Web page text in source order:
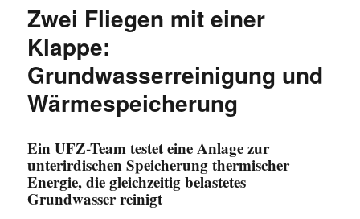
Zwei Fliegen mit einer
Klappe:
Grundwasserreinigung und
Wärmespeicherung
Ein UFZ-Team testet eine Anlage zur
unterirdischen Speicherung thermischer
Energie, die gleichzeitig belastetes
Grundwasser reinigt